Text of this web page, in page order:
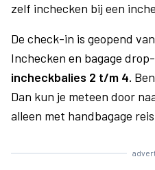
zelf inchecken bij een
De check-in is geopend
Inchecken en bagage
incheckbalies 2 t/m 4.
Dan kun je meteen door
alleen met handbagage